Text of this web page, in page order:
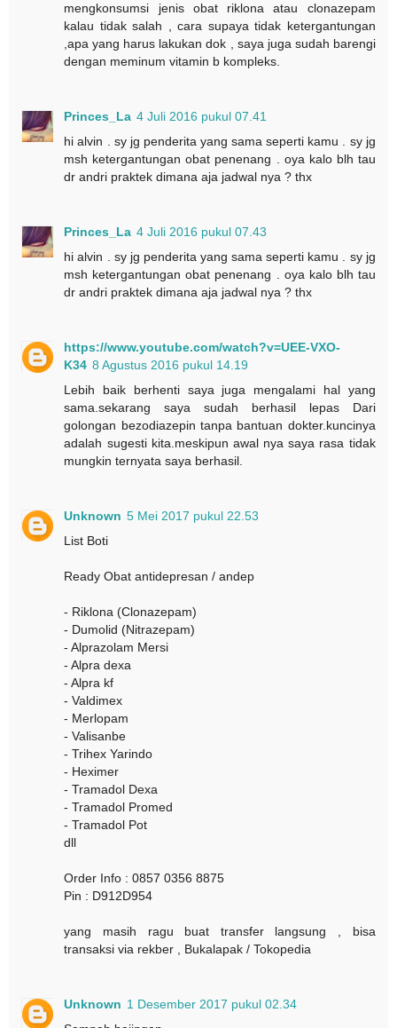
mengkonsumsi jenis obat riklona atau clonazepam
kalau tidak salah , cara supaya tidak ketergantungan
,apa yang harus lakukan dok , saya juga sudah barengi
dengan meminum vitamin b kompleks.
Princes_La 4 Juli 2016 pukul 07.41
hi alvin . sy jg penderita yang sama seperti kamu . sy jg
msh ketergantungan obat penenang . oya kalo blh tau
dr andri praktek dimana aja jadwal nya ? thx
Princes_La 4 Juli 2016 pukul 07.43
hi alvin . sy jg penderita yang sama seperti kamu . sy jg
msh ketergantungan obat penenang . oya kalo blh tau
dr andri praktek dimana aja jadwal nya ? thx
https://www.youtube.com/watch?v=UEE-VXO-
K34 8 Agustus 2016 pukul 14.19
Lebih baik berhenti saya juga mengalami hal yang
sama.sekarang saya sudah berhasil lepas Dari
golongan bezodiazepin tanpa bantuan dokter.kuncinya
adalah sugesti kita.meskipun awal nya saya rasa tidak
mungkin ternyata saya berhasil.
Unknown 5 Mei 2017 pukul 22.53
List Boti
Ready Obat antidepresan / andep
- Riklona (Clonazepam)
- Dumolid (Nitrazepam)
- Alprazolam Mersi
- Alpra dexa
- Alpra kf
- Valdimex
- Merlopam
- Valisanbe
- Trihex Yarindo
- Heximer
- Tramadol Dexa
- Tramadol Promed
- Tramadol Pot
dll
Order Info : 0857 0356 8875
Pin : D912D954
yang masih ragu buat transfer langsung , bisa
transaksi via rekber , Bukalapak / Tokopedia
Unknown 1 Desember 2017 pukul 02.34